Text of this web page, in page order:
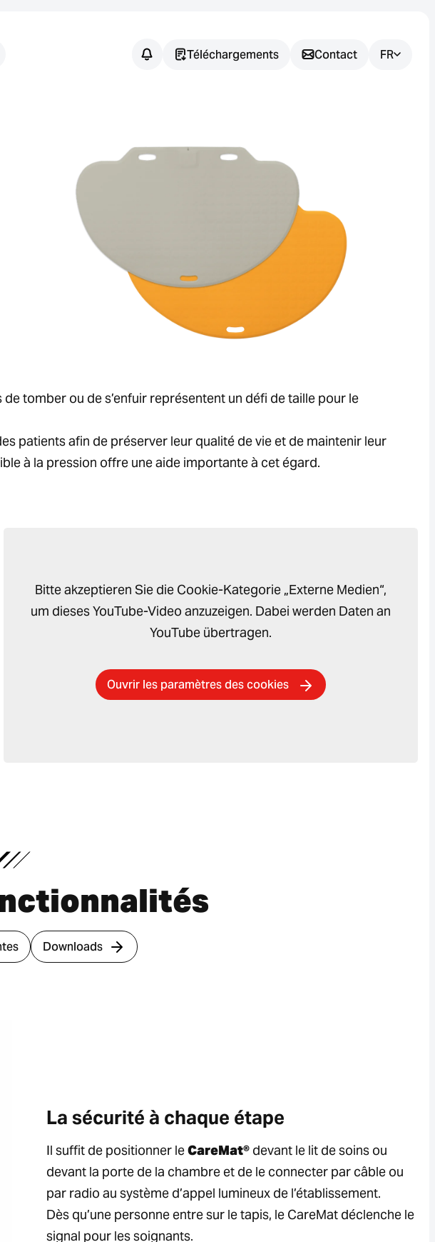
Téléchargements Contact FR
tomber ou de s’enfuir représentent un défi de taille pour le
patients afin de préserver leur qualité de vie et de maintenir leur
à la pression offre une aide importante à cet égard.
Bitte akzeptieren Sie die Cookie-Kategorie „Externe Medien“,
um dieses YouTube-Video anzuzeigen. Dabei werden Daten an
YouTube übertragen.
Ouvrir les paramètres des cookies
Downloads
La sécurité à chaque étape
Il suffit de positionner leCareMat® devant le lit de soins ou
devant la porte de la chambre et de le connecter par câble ou
par radio au système d’appel lumineux de l’établissement.
Dès qu’une personne entre sur le tapis, le CareMat déclenche le
signal pour les soignants.
questions ?
Nous vous aidons à trouver la
solution de capteur adaptée à
votre application.